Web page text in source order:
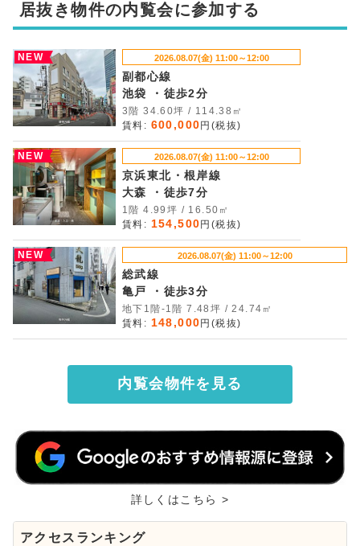
居抜き物件の内覧会に参加する
NEW 2026.08.07(金) 11:00～12:00
副都心線
池袋 ・徒歩2分
3階 34.60坪 / 114.38㎡
賃料: 600,000円(税抜)
NEW 2026.08.07(金) 11:00～12:00
京浜東北・根岸線
大森 ・徒歩7分
1階 4.99坪 / 16.50㎡
賃料: 154,500円(税抜)
NEW 2026.08.07(金) 11:00～12:00
総武線
亀戸 ・徒歩3分
地下1階-1階 7.48坪 / 24.74㎡
賃料: 148,000円(税抜)
内覧会物件を見る
詳しくはこちら >
アクセスランキング